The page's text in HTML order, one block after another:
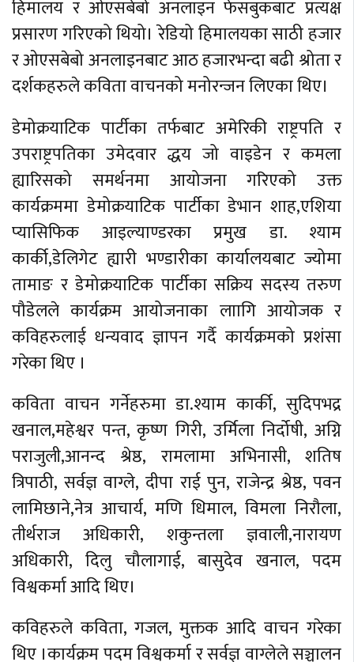
हिमालय र ओएसबेबो अनलाइन फेसबुकबाट प्रत्यक्ष
प्रसारण गरिएको थियो। रेडियो हिमालयका साठी हजार
र ओएसबेबो अनलाइनबाट आठ हजारभन्दा बढी श्रोता र
दर्शकहरुले कविता वाचनको मनोरन्जन लिएका थिए।
डेमोक्रयाटिक पार्टीका तर्फबाट अमेरिकी राष्ट्रपति र
उपराष्ट्रपतिका उमेदवार द्धय जो वाइडेन र कमला
ह्यारिसको समर्थनमा आयोजना गरिएको उक्त
कार्यक्रममा डेमोक्रयाटिक पार्टीका डेभान शाह,एशिया
प्यासिफिक आइल्याण्डरका प्रमुख डा. श्याम
कार्की,डेलिगेट ह्यारी भण्डारीका कार्यालयबाट ज्योमा
तामाङ र डेमोक्रयाटिक पार्टीका सक्रिय सदस्य तरुण
पौडेलले कार्यक्रम आयोजनाका लाागि आयोजक र
कविहरुलाई धन्यवाद ज्ञापन गर्दै कार्यक्रमको प्रशंसा
गरेका थिए ।
कविता वाचन गर्नेहरुमा डा.श्याम कार्की, सुदिपभद्र
खनाल,महेश्वर पन्त, कृष्ण गिरी, उर्मिला निर्दोषी, अग्नि
पराजुली,आनन्द श्रेष्ठ, रामलामा अभिनासी, शतिष
त्रिपाठी, सर्वज्ञ वाग्ले, दीपा राई पुन, राजेन्द्र श्रेष्ठ, पवन
लामिछाने,नेत्र आचार्य, मणि धिमाल, विमला निरौला,
तीर्थराज अधिकारी, शकुन्तला ज्ञवाली,नारायण
अधिकारी, दिलु चौलागाई, बासुदेव खनाल, पदम
विश्वकर्मा आदि थिए।
कविहरुले कविता, गजल, मुक्तक आदि वाचन गरेका
थिए ।कार्यक्रम पदम विश्वकर्मा र सर्वज्ञ वाग्लेले सञ्चालन